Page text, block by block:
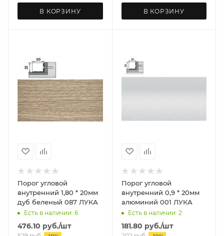
В КОРЗИНУ В КОРЗИНУ
Порог угловой
внутренний 1,80 * 20мм
дуб беленый 087 ЛУКА
Есть в наличии: 6
476.10 руб./шт
Порог угловой
внутренний 0,9 * 20мм
алюминий 001 ЛУКА
Есть в наличии: 2
181.80 руб./шт